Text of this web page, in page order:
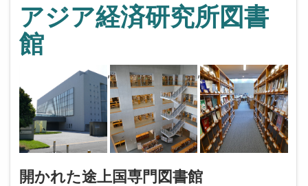
アジア経済研究所図書
館
, ,
開かれた途上国専門図書館